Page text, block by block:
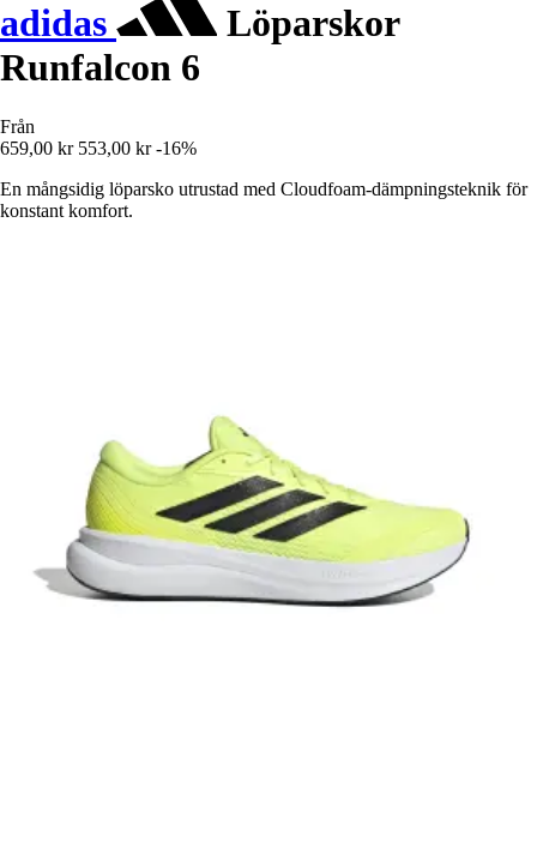
adidas
Löparskor
Runfalcon 6
Från
659,00 kr 553,00 kr -16%
En mångsidig löparsko utrustad med Cloudfoam-dämpningsteknik för
konstant komfort.